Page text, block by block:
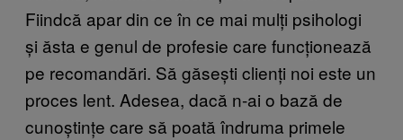
Fiindcă apar din ce în ce mai mulți psihologi
și ăsta e genul de profesie care funcționează
pe recomandări. Să găsești clienți noi este un
proces lent. Adesea, dacă n-ai o bază de
cunoștințe care să poată îndruma primele